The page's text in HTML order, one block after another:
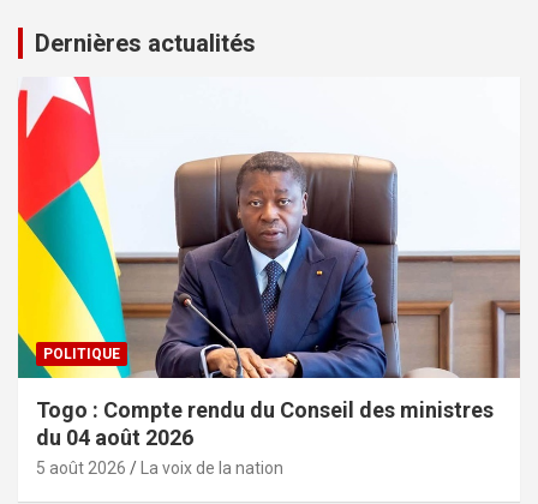
Dernières actualités
POLITIQUE
Togo : Compte rendu du Conseil des ministres
du 04 août 2026
5 août 2026 La voix de la nation